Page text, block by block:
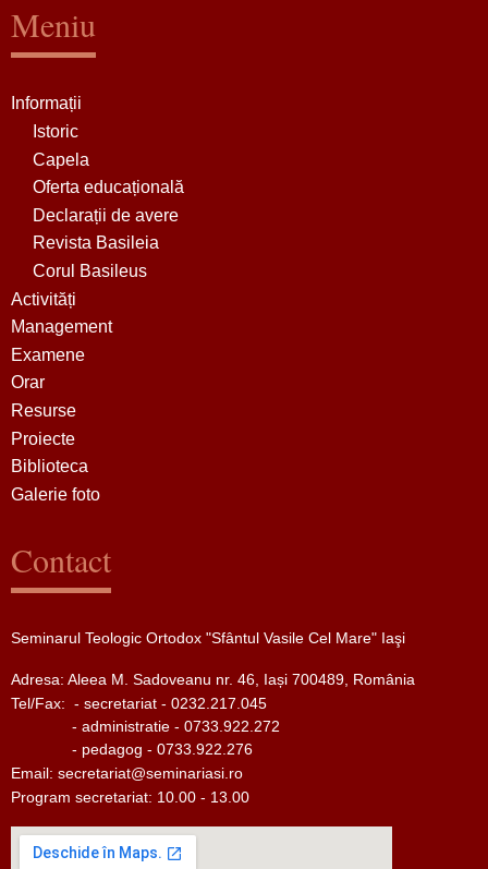
Meniu
Informații
Istoric
Capela
Oferta educațională
Declarații de avere
Revista Basileia
Corul Basileus
Activități
Management
Examene
Orar
Resurse
Proiecte
Biblioteca
Galerie foto
Contact
Seminarul Teologic Ortodox "Sfântul Vasile Cel Mare" Iaşi
Adresa: Aleea M. Sadoveanu nr. 46, Iași 700489, România
Tel/Fax: - secretariat - 0232.217.045
- administratie - 0733.922.272
- pedagog - 0733.922.276
Email: secretariat@seminariasi.ro
Program secretariat: 10.00 - 13.00